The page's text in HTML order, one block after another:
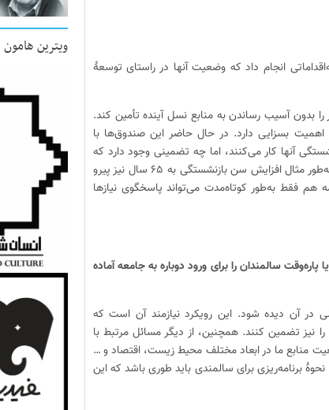
انجام داد که وضعیت آنها در راستای توسعهٔ
بدون آسیب رساندن به منابع نسل آینده تأمین کند.
بسزایی دارد. در حال حاضر این صندوق‌ها با
آنها کار می‌کنند، اما چه تضمینی وجود دارد که
نسل جوانان آینده برای زمان سالمندی نسل جوانان امروز، این چرخه را ادامه دهند؟ به‌طور مثال افزایش سن بازنشستگی به ۶۵ سال نیز پیرو
هم فقط به‌طور کوتاه‌مدت می‌تواند پاسخگوی نیازها
سالمندان را برای ورود دوباره به جامعه آماده
در آن دیده شود. این رویکرد نیازمند آن است که
نیز تضمین کنند. همچنین، از دیگر مسائل مرتبط با
منابع ما در ابعاد مختلف محیط زیست، اقتصاد و …
برنامه‌ریزی برای سالمندی باید طوری باشد که این
ویترین هامون